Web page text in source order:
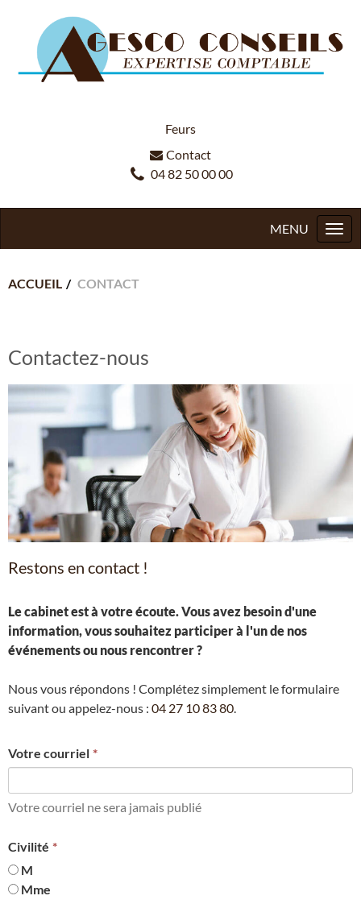
Feurs
Contact
04 82 50 00 00
ACCUEIL CONTACT
Contactez-nous
Restons en contact !
Le cabinet est à votre écoute. Vous avez besoin d'une
information, vous souhaitez participer à l'un de nos
événements ou nous rencontrer ?
Nous vous répondons ! Complétez simplement le formulaire
suivant ou appelez-nous : 04 27 10 83 80
Votre courriel
Votre courriel ne sera jamais publié
Civilité
M
Mme